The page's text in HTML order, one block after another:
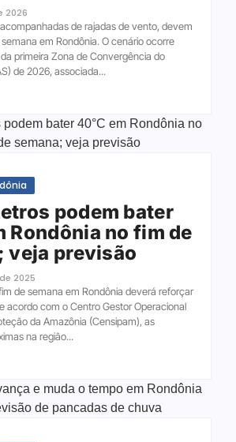
2026
de rajadas de vento, devem
em Rondônia. O cenário ocorre
primeira Zona de Convergência do
de 2026, associada...
podem bater
Rondônia no fim de
veja previsão
2025
de semana em Rondônia deverá reforçar
acordo com o Centro Gestor Operacional
da Amazônia (Censipam), as
na região...